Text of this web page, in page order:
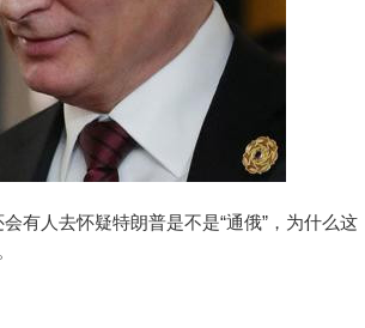
有人去怀疑特朗普是不是“通俄”，为什么这